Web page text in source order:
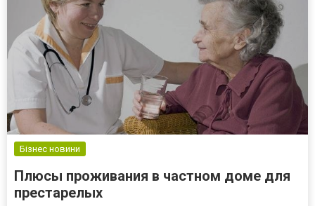
Бізнес новини
Плюсы проживания в частном доме для
престарелых